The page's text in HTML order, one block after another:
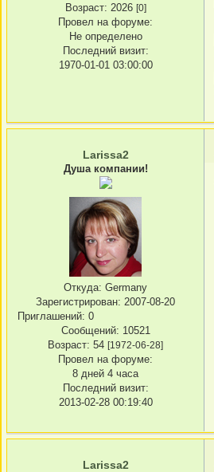
Возраст: 2026 [0]
Провел на форуме:
Не определено
Последний визит:
1970-01-01 03:00:00
Larissa2
Душа компании!
Откуда: Germany
Зарегистрирован: 2007-08-20
Приглашений: 0
Сообщений: 10521
Возраст: 54 [1972-06-28]
Провел на форуме:
8 дней 4 часа
Последний визит:
2013-02-28 00:19:40
Larissa2